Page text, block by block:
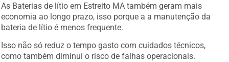
As Baterias de lítio em Estreito MA também geram mais
economia ao longo prazo, isso porque a a manutenção da
bateria de lítio é menos frequente.
Isso não só reduz o tempo gasto com cuidados técnicos,
como também diminui o risco de falhas operacionais.